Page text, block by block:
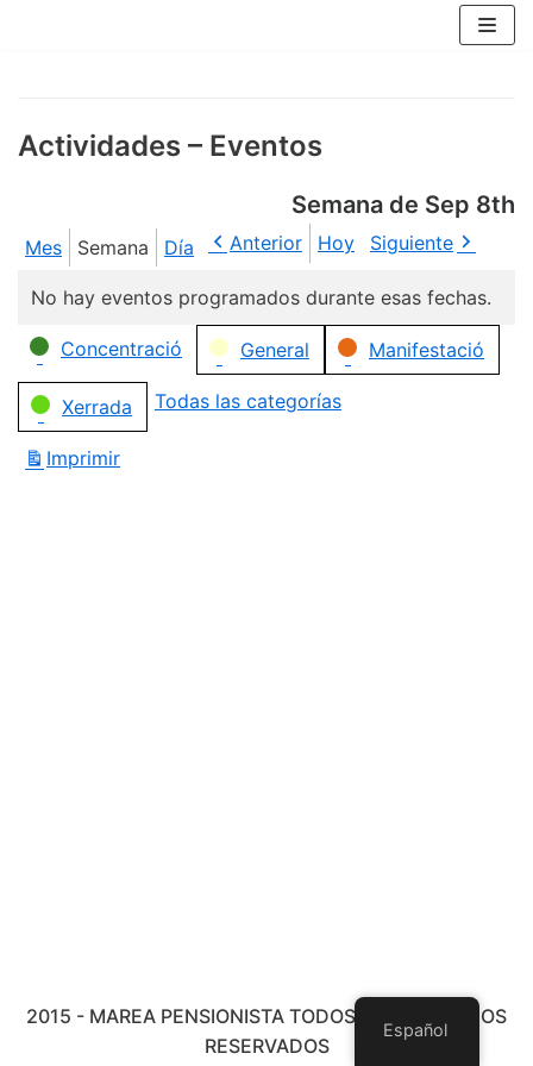
Actividades – Eventos
Semana de Sep 8th
Mes Semana Día Anterior Hoy Siguiente
No hay eventos programados durante esas fechas.
Categorías
Concentració General Manifestació
Xerrada Todas las categorías
Imprimir
2015 - MAREA PENSIONISTA TODOS LOS DERECHOS
RESERVADOS
Español